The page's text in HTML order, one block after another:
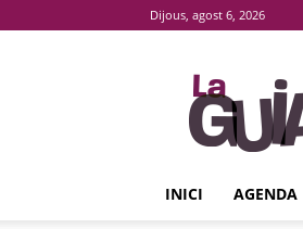
Dijous, agost 6, 2026
INICI AGENDA